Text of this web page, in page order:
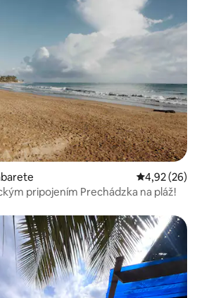
Priemerné
4,92 (26)
pripojením Prechádzka na pláž!